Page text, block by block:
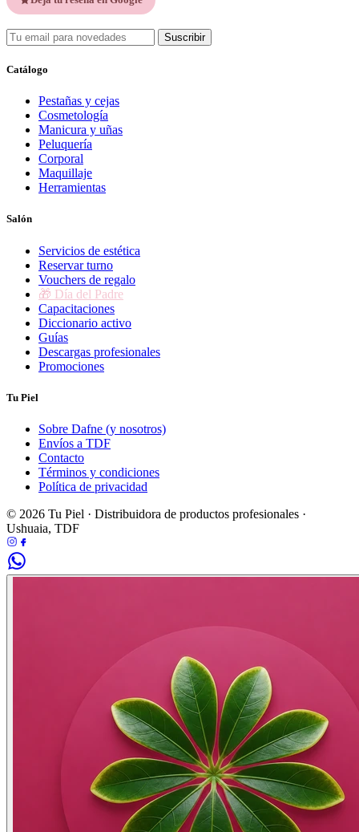
Suscribir
Catálogo
Pestañas y cejas
Cosmetología
Manicura y uñas
Peluquería
Corporal
Maquillaje
Herramientas
Salón
Servicios de estética
Reservar turno
Vouchers de regalo
🎁 Día del Padre
Capacitaciones
Diccionario activo
Guías
Descargas profesionales
Promociones
Tu Piel
Sobre Dafne (y nosotros)
Envíos a TDF
Contacto
Términos y condiciones
Política de privacidad
© 2026 Tu Piel · Distribuidora de productos profesionales ·
Ushuaia, TDF